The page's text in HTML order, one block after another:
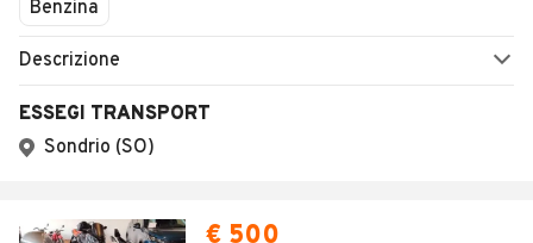
Benzina
Descrizione
ESSEGI TRANSPORT
Sondrio (SO)
€ 500